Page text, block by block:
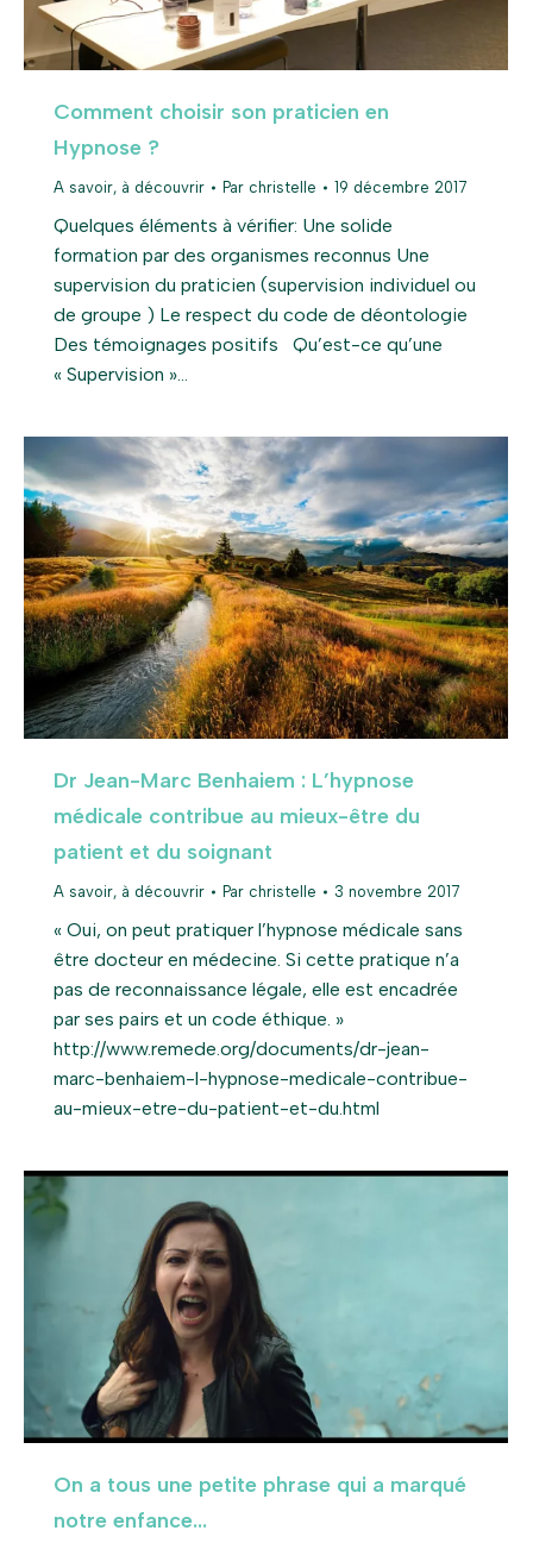
Comment choisir son praticien en
Hypnose ?
A savoir, à découvrir Par christelle 19 décembre 2017
Quelques éléments à vérifier: Une solide
formation par des organismes reconnus Une
supervision du praticien (supervision individuel ou
de groupe ) Le respect du code de déontologie
Des témoignages positifs Qu’est-ce qu’une
« Supervision »…
Dr Jean-Marc Benhaiem : L’hypnose
médicale contribue au mieux-être du
patient et du soignant
A savoir, à découvrir Par christelle 3 novembre 2017
« Oui, on peut pratiquer l’hypnose médicale sans
être docteur en médecine. Si cette pratique n’a
pas de reconnaissance légale, elle est encadrée
par ses pairs et un code éthique. »
http://www.remede.org/documents/dr-jean-
marc-benhaiem-l-hypnose-medicale-contribue-
au-mieux-etre-du-patient-et-du.html
On a tous une petite phrase qui a marqué
notre enfance…